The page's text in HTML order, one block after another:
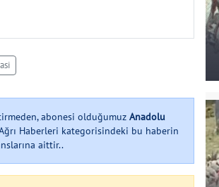
abonesi olduğumuz Anadolu
Haberleri kategorisindeki bu haberin
aittir..